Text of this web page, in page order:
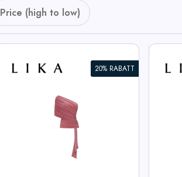
Price (high to low)
20% RABATT
Weißes Lederoberteil
View All LIKA Deals